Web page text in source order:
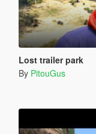
Lost trailer park
By PitouGus